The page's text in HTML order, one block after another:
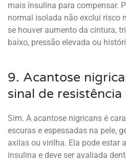
mais insulina para compensar.
normal isolada não exclui risco
se houver aumento da cintura,
baixo, pressão elevada ou
9. Acantose
sinal de resistência
Sim. A acantose nigricans é
escuras e espessadas na pele,
axilas ou virilha. Ela pode estar
insulina e deve ser avaliada